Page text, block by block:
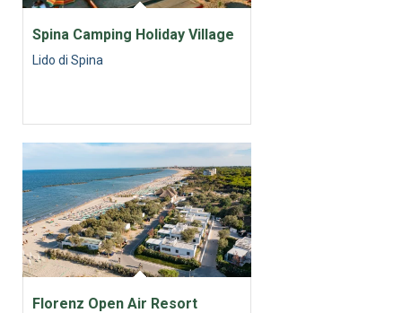
Spina Camping Holiday Village
Lido di Spina
Florenz Open Air Resort